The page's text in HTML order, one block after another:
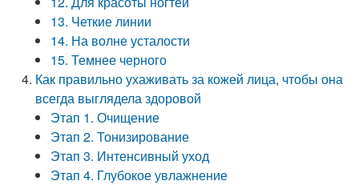
13. Четкие линии
14. На волне усталости
15. Темнее черного
Как правильно ухаживать за кожей лица, чтобы она
всегда выглядела здоровой
Этап 1. Очищение
Этап 2. Тонизирование
Этап 3. Интенсивный уход
Этап 4. Глубокое увлажнение